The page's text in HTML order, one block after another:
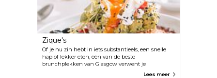
Zique's
Of je nu zin hebt in iets substantieels, een snelle
hap of lekker eten, één van de beste
brunchplekken van Glasgow verwent je
gegarandeerd. Zique's omvat alle gerechten, van
Lees meer